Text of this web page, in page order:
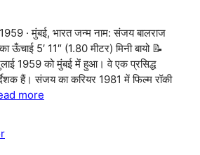
· मुंबई, भारत जन्म नाम: संजय बालराज
ऊँचाई 5′ 11″ (1.80 मीटर) मिनी बायो 📝
1959 को मुंबई में हुआ। वे एक प्रसिद्ध
हैं। संजय का करियर 1981 में फिल्म रॉकी
more